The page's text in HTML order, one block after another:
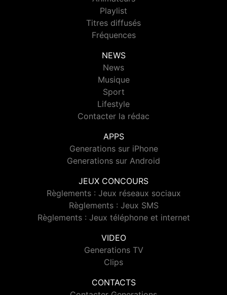
Playlist
Titres diffusés
Fréquences
NEWS
News
Musique
Sport
Lifestyle
Contacter la rédac
APPS
Generations sur iPhone
Generations sur Android
JEUX CONCOURS
Règlements : Jeux réseaux sociaux
Règlements : Jeux SMS
Règlements : Jeux téléphone et internet
VIDEO
Generations TV
Clips
CONTACTS